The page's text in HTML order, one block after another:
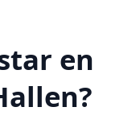
en